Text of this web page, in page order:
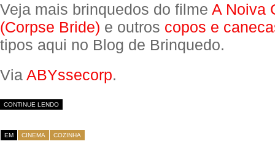
Veja mais brinquedos do filme A Noiva
(Corpse Bride) e outros copos e
tipos aqui no Blog de Brinquedo.
Via ABYssecorp.
CONTINUE LENDO
EM CINEMA COZINHA